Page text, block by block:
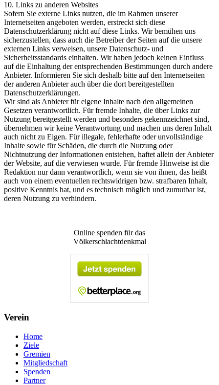
10. Links zu anderen Websites
Sofern Sie externe Links nutzen, die im Rahmen unserer
Internetseiten angeboten werden, erstreckt sich diese
Datenschutzerklärung nicht auf diese Links. Wir bemühen uns
sicherzustellen, dass auch die Betreiber der Seiten auf die unsere
externen Links verweisen, unsere Datenschutz- und
Sicherheitsstandards einhalten. Wir haben jedoch keinen Einfluss
auf die Einhaltung der entsprechenden Bestimmungen durch andere
Anbieter. Informieren Sie sich deshalb bitte auf den Internetseiten
der anderen Anbieter auch über die dort bereitgestellten
Datenschutzerklärungen.
Wir sind als Anbieter für eigene Inhalte nach den allgemeinen
Gesetzen verantwortlich. Für fremde Inhalte, die über Links zur
Nutzung bereitgestellt werden und besonders gekennzeichnet sind,
übernehmen wir keine Verantwortung und machen uns deren Inhalt
auch nicht zu Eigen. Für illegale, fehlerhafte oder unvollständige
Inhalte sowie für Schäden, die durch die Nutzung oder
Nichtnutzung der Informationen entstehen, haftet allein der Anbieter
der Website, auf die verwiesen wurde. Für fremde Hinweise ist die
Redaktion nur dann verantwortlich, wenn sie von ihnen, das heißt
auch von einem eventuellen rechtswidrigen bzw. strafbaren Inhalt,
positive Kenntnis hat, und es technisch möglich und zumutbar ist,
deren Nutzung zu verhindern.
Online spenden für das
Völkerschlachtdenkmal
Verein
Home
Ziele
Gremien
Mitgliedschaft
Spenden
Partner